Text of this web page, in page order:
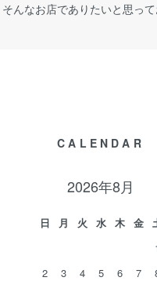
そんなお店でありたいと思っ
CALENDAR
2026年8月
日 月 火 水 木 金
2
3 4 5 6 7